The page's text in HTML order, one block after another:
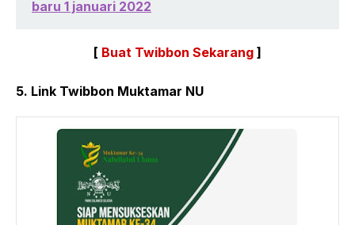
baru 1 januari 2022
[ Buat Twibbon Sekarang ]
5. Link Twibbon Muktamar NU